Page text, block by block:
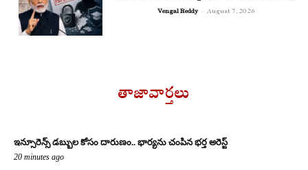
Vengal Reddy - August 7, 2026
తాజావార్తలు
ఇన్సూరెన్స్ డబ్బుల కోసం దారుణం.. భార్యను చంపిన భర్త అరెస్ట్
20 minutes ago